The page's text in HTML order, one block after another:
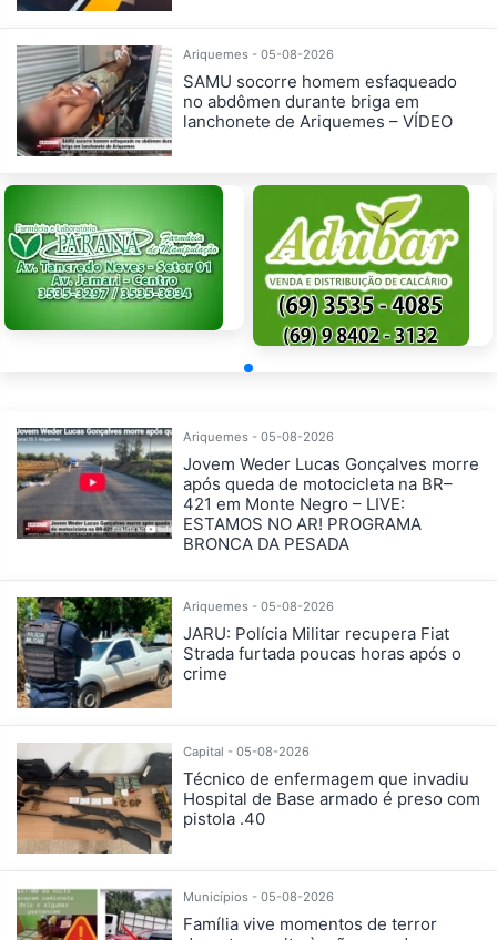
Ariquemes - 05-08-2026
SAMU socorre homem esfaqueado
no abdômen durante briga em
lanchonete de Ariquemes – VÍDEO
Ariquemes - 05-08-2026
Jovem Weder Lucas Gonçalves morre
após queda de motocicleta na BR–
421 em Monte Negro – LIVE:
ESTAMOS NO AR! PROGRAMA
BRONCA DA PESADA
Ariquemes - 05-08-2026
JARU: Polícia Militar recupera Fiat
Strada furtada poucas horas após o
crime
Capital - 05-08-2026
Técnico de enfermagem que invadiu
Hospital de Base armado é preso com
pistola .40
Municípios - 05-08-2026
Família vive momentos de terror